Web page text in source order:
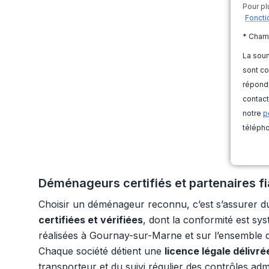
Pour
*
La
sont
notre
Déménageurs certifiés et partenaires
Choisir un déménageur reconnu, c’est
certifiées et vérifiées, dont la conformité est
réalisées à Gournay-sur-Marne et sur l’ensemble
Chaque société détient une licence légale
transporteur et du suivi régulier des contrôles